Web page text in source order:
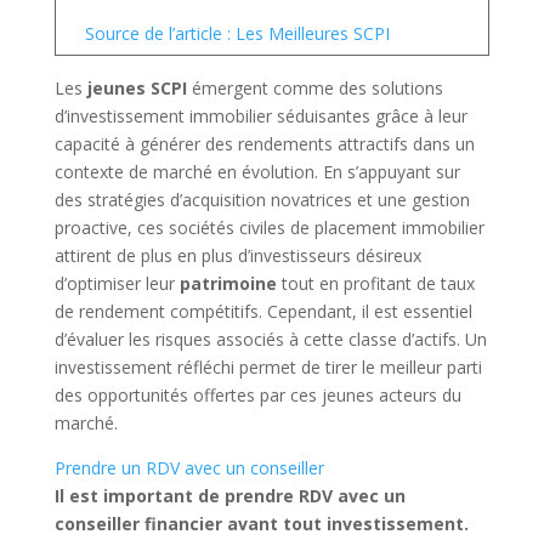
Source de l’article : Les Meilleures SCPI
Les jeunes SCPI émergent comme des solutions
d’investissement immobilier séduisantes grâce à leur
capacité à générer des rendements attractifs dans un
contexte de marché en évolution. En s’appuyant sur
des stratégies d’acquisition novatrices et une gestion
proactive, ces sociétés civiles de placement immobilier
attirent de plus en plus d’investisseurs désireux
d’optimiser leur patrimoine tout en profitant de taux
de rendement compétitifs. Cependant, il est essentiel
d’évaluer les risques associés à cette classe d’actifs. Un
investissement réfléchi permet de tirer le meilleur parti
des opportunités offertes par ces jeunes acteurs du
marché.
Prendre un RDV avec un conseiller
Il est important de prendre RDV avec un
conseiller financier avant tout investissement.